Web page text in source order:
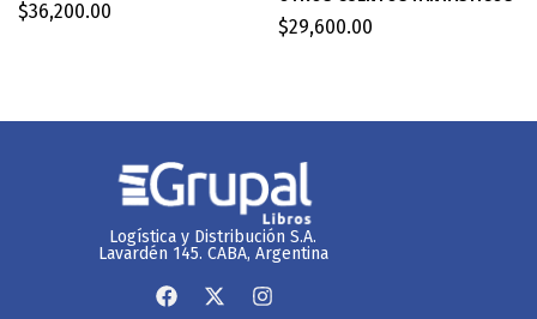
$36,200.00
$29,600.00
Logística y Distribución S.A.
Lavardén 145. CABA, Argentina